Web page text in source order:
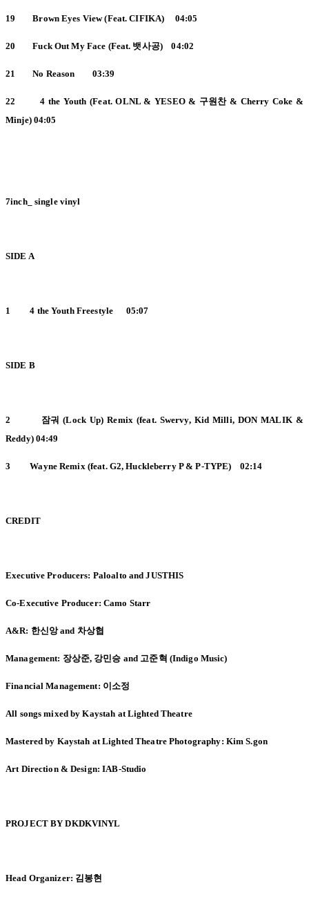
19 Brown Eyes View (Feat. CIFIKA) 04:05
20 Fuck Out My Face (Feat. 뱃사공) 04:02
21 No Reason 03:39
22 4 the Youth (Feat. OLNL & YESEO & 구원찬 & Cherry Coke &
Minje) 04:05
7inch_ single vinyl
SIDE A
1 4 the Youth Freestyle 05:07
SIDE B
2 잠궈 (Lock Up) Remix (feat. Swervy, Kid Milli, DON MALIK &
Reddy) 04:49
3 Wayne Remix (feat. G2, Huckleberry P & P-TYPE) 02:14
CREDIT
Executive Producers: Paloalto and JUSTHIS
Co-Executive Producer: Camo Starr
A&R: 한신앙 and 차상협
Management: 장상준, 강민승 and 고준혁 (Indigo Music)
Financial Management: 이소정
All songs mixed by Kaystah at Lighted Theatre
Mastered by Kaystah at Lighted Theatre Photography: Kim S.gon
Art Direction & Design: IAB-Studio
PROJECT BY DKDKVINYL
Head Organizer: 김봉현